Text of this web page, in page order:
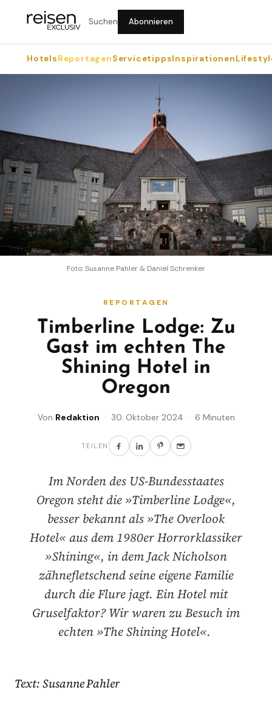
Suchen Abonnieren
HotelsReportagenServicetippsInspirationen
Foto: Susanne Pahler & Daniel Schrenker
REPORTAGEN
Timberline Lodge: Zu
Gast im echten The
Shining Hotel in
Oregon
Von Redaktion · 30. Oktober 2024 · 6 Minuten
TEILEN
Im Norden des US-Bundesstaates
Oregon steht die »Timberline Lodge«,
besser bekannt als »The Overlook
Hotel« aus dem 1980er Horrorklassiker
»Shining«, in dem Jack Nicholson
zähnefletschend seine eigene Familie
durch die Flure jagt. Ein Hotel mit
Gruselfaktor? Wir waren zu Besuch im
echten »The Shining Hotel«.
Text: Susanne Pahler